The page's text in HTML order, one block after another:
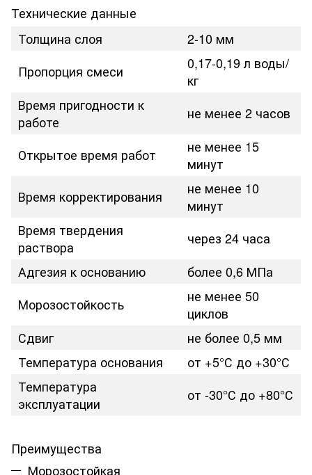
Технические данные
Толщина слоя
2-10 мм
Пропорция смеси
0,17-0,19 л воды/
кг
Время пригодности к
работе
не менее 2 часов
Открытое время работ
не менее 15
минут
Время корректирования
не менее 10
минут
Время твердения
раствора
через 24 часа
Адгезия к основанию
более 0,6 МПа
Морозостойкость
не менее 50
циклов
Сдвиг
не более 0,5 мм
Температура основания
от +5°С до +30°С
Температура
эксплуатации
от -30°С до +80°С
Преимущества
Морозостойкая